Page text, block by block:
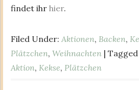
findet ihr hier.
Filed Under: Aktionen, Backen,
Plätzchen, Weihnachten | Tagged
Aktion, Kekse, Plätzchen